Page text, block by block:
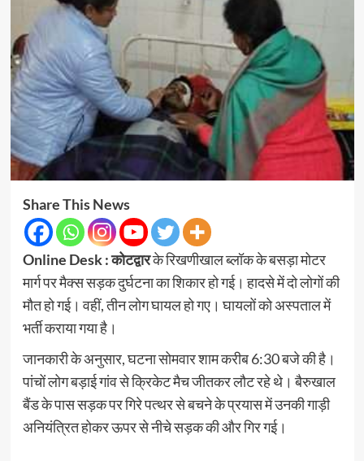
Share This News
Online Desk : कोटद्वारके रिखणीखाल ब्लॉक के बसड़ा मोटर
मार्ग पर मैक्स सड़क दुर्घटना का शिकार हो गई। हादसे में दो लोगों की
मौत हो गई। वहीं, तीन लोग घायल हो गए। घायलों को अस्पताल में
भर्ती कराया गया है।
जानकारी के अनुसार, घटना सोमवार शाम करीब 6:30 बजे की है।
पांचों लोग बड़ाई गांव से क्रिकेट मैच जीतकर लौट रहे थे। बैरुखाल
बैंड के पास सड़क पर गिरे पत्थर से बचने के प्रयास में उनकी गाड़ी
अनियंत्रित होकर ऊपर से नीचे सड़क की और गिर गई।